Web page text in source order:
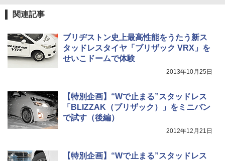
関連記事
ブリヂストン史上最高性能をうたう新ス
タッドレスタイヤ「ブリザック VRX」を
せいこドームで体験
2013年10月25日
【特別企画】“Wで止まる”スタッドレス
「BLIZZAK（ブリザック）」をミニバン
で試す（後編）
2012年12月21日
【特別企画】“Wで止まる”スタッドレス